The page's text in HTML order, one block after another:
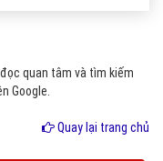
quan tâm và tìm kiếm
Google.
Quay lại trang chủ